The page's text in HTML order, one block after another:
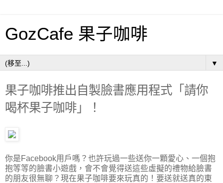
GozCafe 果子咖啡
▼
果子咖啡推出自製臉書應用程式「請你
喝杯果子咖啡」！
你是Facebook用戶嗎？也許玩過一些送你一顆愛心、一個抱
抱等等的臉書小遊戲，會不會覺得送這些虛擬的禮物給臉書
的朋友很無聊？現在果子咖啡要來玩真的！要送就送真的東